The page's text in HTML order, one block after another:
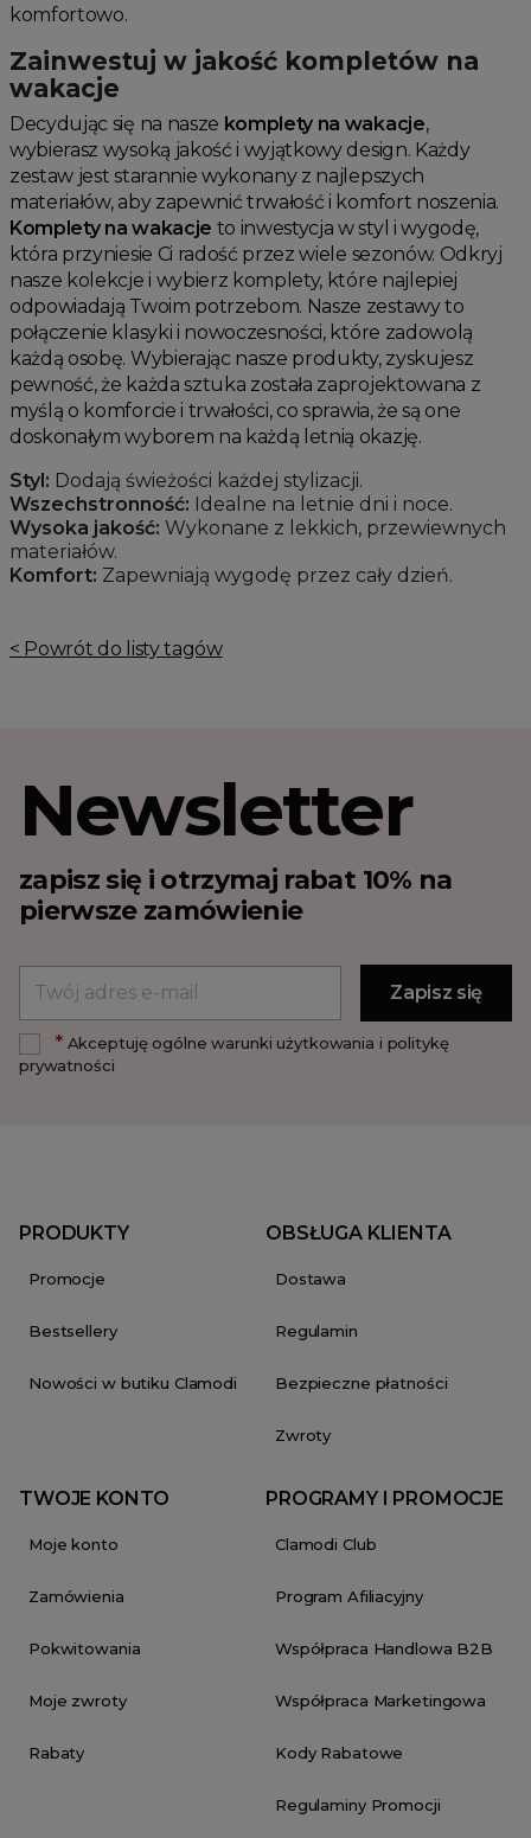
komfortowo.
Zainwestuj w jakość kompletów na
wakacje
Decydując się na nasze komplety na wakacje,
wybierasz wysoką jakość i wyjątkowy design. Każdy
zestaw jest starannie wykonany z najlepszych
materiałów, aby zapewnić trwałość i komfort noszenia.
Komplety na wakacje to inwestycja w styl i wygodę,
która przyniesie Ci radość przez wiele sezonów. Odkryj
nasze kolekcje i wybierz komplety, które najlepiej
odpowiadają Twoim potrzebom. Nasze zestawy to
połączenie klasyki i nowoczesności, które zadowolą
każdą osobę. Wybierając nasze produkty, zyskujesz
pewność, że każda sztuka została zaprojektowana z
myślą o komforcie i trwałości, co sprawia, że są one
doskonałym wyborem na każdą letnią okazję.
Styl: Dodają świeżości każdej stylizacji.
Wszechstronność: Idealne na letnie dni i noce.
Wysoka jakość: Wykonane z lekkich, przewiewnych
materiałów.
Komfort: Zapewniają wygodę przez cały dzień.
< Powrót do listy tagów
Newsletter
zapisz się i otrzymaj rabat 10% na
pierwsze zamówienie
*Akceptuję ogólne warunki użytkowania i politykę
prywatności
PRODUKTY
Promocje
Bestsellery
Nowości w butiku Clamodi
OBSŁUGA KLIENTA
Dostawa
Regulamin
Bezpieczne płatności
Zwroty
TWOJE KONTO
Moje konto
Zamówienia
Pokwitowania
Moje zwroty
Rabaty
PROGRAMY I PROMOCJE
Clamodi Club
Program Afiliacyjny
Współpraca Handlowa B2B
Współpraca Marketingowa
Kody Rabatowe
Regulaminy Promocji